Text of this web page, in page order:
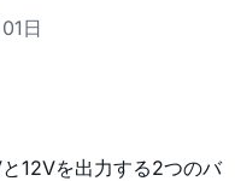
日
12Vを出力する2つのバ